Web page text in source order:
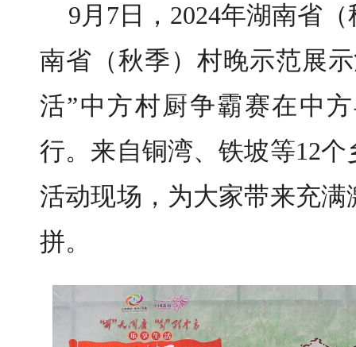
9月7日，2024年湖南省
南省（秋季）村晚示范展
活”中方村厨争霸赛在中
行。来自铜湾、铁坡等12
活动现场，为大家带来充
拼。